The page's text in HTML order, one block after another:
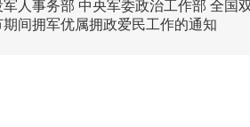
军人事务部 中央军委政治工作部 全国
期间拥军优属拥政爱民工作的通知